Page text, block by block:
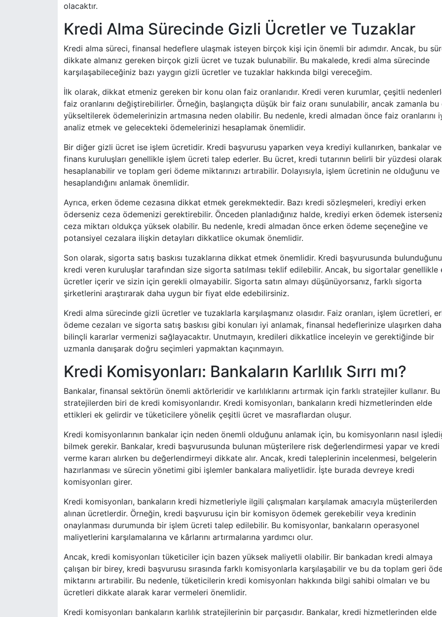
olacaktır.
Kredi Alma Sürecinde Gizli Ücretler ve Tuzaklar
Kredi alma süreci, finansal hedeflere ulaşmak isteyen birçok kişi için önemli bir adımdır. Ancak, bu
dikkate almanız gereken birçok gizli ücret ve tuzak bulunabilir. Bu makalede, kredi alma sürecinde
karşılaşabileceğiniz bazı yaygın gizli ücretler ve tuzaklar hakkında bilgi vereceğim.
İlk olarak, dikkat etmeniz gereken bir konu olan faiz oranlarıdır. Kredi veren kurumlar, çeşitli
faiz oranlarını değiştirebilirler. Örneğin, başlangıçta düşük bir faiz oranı sunulabilir, ancak zamanla bu
yükseltilerek ödemelerinizin artmasına neden olabilir. Bu nedenle, kredi almadan önce faiz oranlarını
analiz etmek ve gelecekteki ödemelerinizi hesaplamak önemlidir.
Bir diğer gizli ücret ise işlem ücretidir. Kredi başvurusu yaparken veya krediyi kullanırken, bankalar ve
finans kuruluşları genellikle işlem ücreti talep ederler. Bu ücret, kredi tutarının belirli bir yüzdesi olarak
hesaplanabilir ve toplam geri ödeme miktarınızı artırabilir. Dolayısıyla, işlem ücretinin ne olduğunu ve
hesaplandığını anlamak önemlidir.
Ayrıca, erken ödeme cezasına dikkat etmek gerekmektedir. Bazı kredi sözleşmeleri, krediyi erken
öderseniz ceza ödemenizi gerektirebilir. Önceden planladığınız halde, krediyi erken ödemek
ceza miktarı oldukça yüksek olabilir. Bu nedenle, kredi almadan önce erken ödeme seçeneğine ve
potansiyel cezalara ilişkin detayları dikkatlice okumak önemlidir.
Son olarak, sigorta satış baskısı tuzaklarına dikkat etmek önemlidir. Kredi başvurusunda
kredi veren kuruluşlar tarafından size sigorta satılması teklif edilebilir. Ancak, bu sigortalar genellikle
ücretler içerir ve sizin için gerekli olmayabilir. Sigorta satın almayı düşünüyorsanız, farklı sigorta
şirketlerini araştırarak daha uygun bir fiyat elde edebilirsiniz.
Kredi alma sürecinde gizli ücretler ve tuzaklarla karşılaşmanız olasıdır. Faiz oranları, işlem ücretleri,
ödeme cezaları ve sigorta satış baskısı gibi konuları iyi anlamak, finansal hedeflerinize ulaşırken daha
bilinçli kararlar vermenizi sağlayacaktır. Unutmayın, kredileri dikkatlice inceleyin ve gerektiğinde bir
uzmanla danışarak doğru seçimleri yapmaktan kaçınmayın.
Kredi Komisyonları: Bankaların Karlılık Sırrı mı?
Bankalar, finansal sektörün önemli aktörleridir ve karlılıklarını artırmak için farklı stratejiler kullanır. Bu
stratejilerden biri de kredi komisyonlarıdır. Kredi komisyonları, bankaların kredi hizmetlerinden elde
ettikleri ek gelirdir ve tüketicilere yönelik çeşitli ücret ve masraflardan oluşur.
Kredi komisyonlarının bankalar için neden önemli olduğunu anlamak için, bu komisyonların nasıl
bilmek gerekir. Bankalar, kredi başvurusunda bulunan müşterilere risk değerlendirmesi yapar ve kredi
verme kararı alırken bu değerlendirmeyi dikkate alır. Ancak, kredi taleplerinin incelenmesi, belgelerin
hazırlanması ve sürecin yönetimi gibi işlemler bankalara maliyetlidir. İşte burada devreye kredi
komisyonları girer.
Kredi komisyonları, bankaların kredi hizmetleriyle ilgili çalışmaları karşılamak amacıyla müşterilerden
alınan ücretlerdir. Örneğin, kredi başvurusu için bir komisyon ödemek gerekebilir veya kredinin
onaylanması durumunda bir işlem ücreti talep edilebilir. Bu komisyonlar, bankaların operasyonel
maliyetlerini karşılamalarına ve kârlarını artırmalarına yardımcı olur.
Ancak, kredi komisyonları tüketiciler için bazen yüksek maliyetli olabilir. Bir bankadan kredi almaya
çalışan bir birey, kredi başvurusu sırasında farklı komisyonlarla karşılaşabilir ve bu da toplam geri
miktarını artırabilir. Bu nedenle, tüketicilerin kredi komisyonları hakkında bilgi sahibi olmaları ve bu
ücretleri dikkate alarak karar vermeleri önemlidir.
Kredi komisyonları bankaların karlılık stratejilerinin bir parçasıdır. Bankalar, kredi hizmetlerinden elde